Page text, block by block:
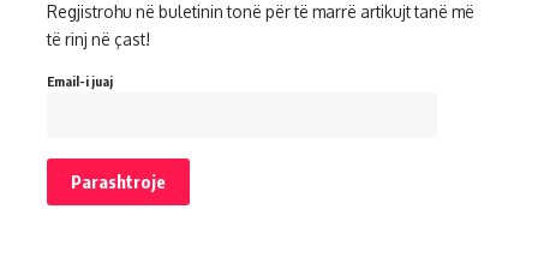
Regjistrohu në buletinin tonë për të marrë artikujt tanë më
të rinj në çast!
Email-i juaj